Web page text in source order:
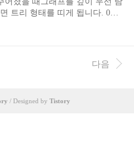
용과 연산량으로 인해 해결할
를 이용해서 해결할 수 있습니
트리 형태를 띠게 됩니다. 0번
가 따라가는 간선들을 오렌지
를 생성하고 나면 그래프의 모든
있습니다. 1. 트리 간선(tree edg
트리에서 자손에서 선조..
다음
/ Designed by Tistory